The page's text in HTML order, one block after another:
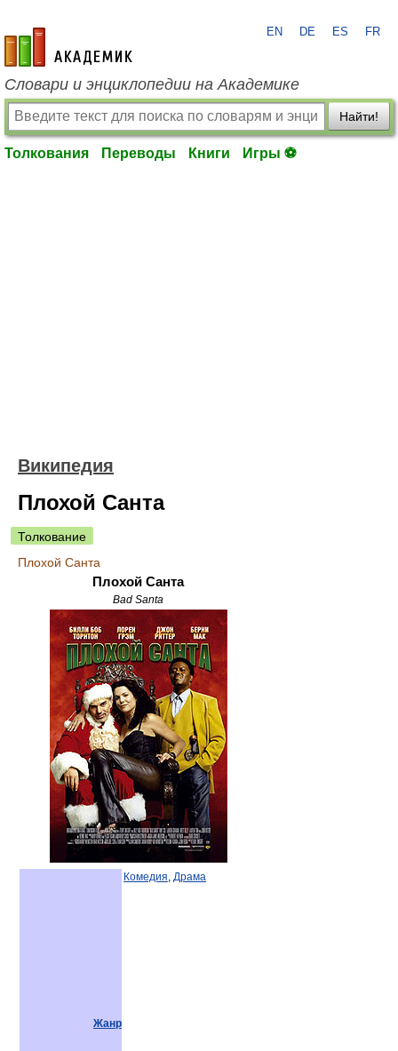
academic.ru
EN DE ES FR
Словари и энциклопедии на Академике
Найти!
Толкования Переводы Книги Игры ⚽
Википедия
Плохой Санта
Толкование
Плохой Санта
Плохой Санта
Bad Santa
Жанр
Комедия, Драма